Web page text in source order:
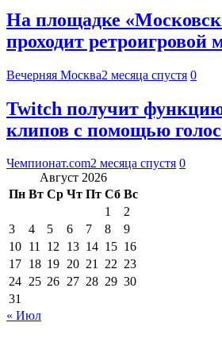
На площадке
проходит ретроигровой
Вечерняя Москва2 месяца спустя 0
Twitch получит
клипов с помощью
Чемпионат.com2 месяца спустя 0
Август 2026
Пн Вт Ср Чт Пт Сб Вс
1
2
3
4 5 6 7 8
9
10 11 12 13 14 15 16
17 18 19 20 21 22 23
24 25 26 27 28 29 30
31
« Июл